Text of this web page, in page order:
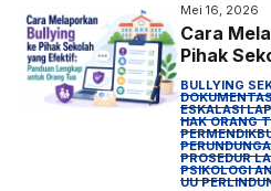
Mei 16, 2026
Cara
Pihak
Panduan
Tua
BULLYING
ESKALASI
HAK ORANG
PROSEDUR
PSIKOLOGI
UU